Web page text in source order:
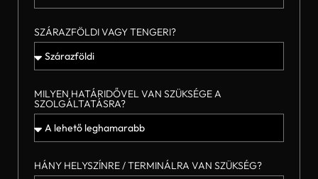
SZÁRAZFÖLDI VAGY TENGERI?
MILYEN HATÁRIDŐVEL VAN SZÜKSÉGE A
SZOLGÁLTATÁSRA?
HÁNY HELYSZÍNRE / TERMINÁLRA VAN SZÜKSÉG?